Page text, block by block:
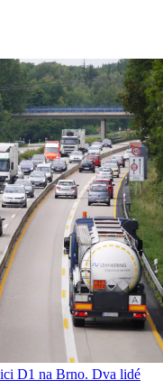
D1 na Brno. Dva lidé